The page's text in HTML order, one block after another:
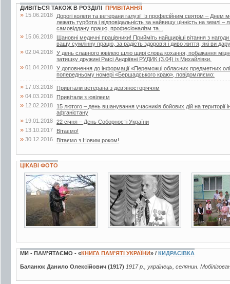
ДИВІТЬСЯ ТАКОЖ В РОЗДІЛІ ПРИВІТАННЯ
» 15.06.2018
Дорогі колеги та ветерани галузі! Із професійним святом –
лежать турбота і відповідальність за найвищу цінність на землі
самовіддану працю, професіоналізм та...
» 15.06.2018
Шановні медичні працівники! Прийміть найщиріші вітання з
вашу сумлінну працю, за радість здоров’я і диво життя, які ви
» 02.04.2018 У день славного ювілею шлю щирі слова кохання, побажання
затишку дружині Раїсі Андріївні РУДИК (3.04) із Михайлівки.
» 01.04.2018 У доповнення до інформації «Переможці обласних предметних
попередньому номері «Бершадського краю», повідомляємо:
» 17.03.2018 Привітали ветерана з дев’яносторіччям
» 04.03.2018 Привітали з ювілеєм
» 12.02.2018
15 лютого – день вшанування учасників бойових дій на території
афганістану
» 19.01.2018 22 січня – День Соборності України
» 13.10.2017 Вітаємо!
» 30.12.2016 Вітаємо з Новим роком!
ЦІКАВІ ФОТО
2 фото 2 фото 7 фото
МИ - ПАМ’ЯТАЄМО - «КНИГА ПАМ’ЯТІ УКРАЇНИ» / КИДРАСІВКА
Баланюк Данило Олексійович (1917) 1917 р., українець, селянин.